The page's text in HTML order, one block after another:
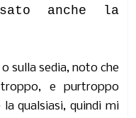
anche la
sulla sedia, noto che
e purtroppo
qualsiasi, quindi mi